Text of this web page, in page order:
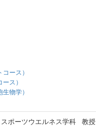
ース）
ス）
物学）
ポーツウエルネス学科 教授